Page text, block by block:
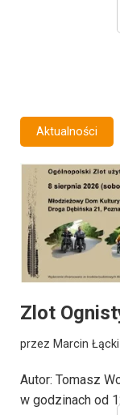
Zlot
przez Marcin Łącki
Aktualności
Autor: Tomasz
w godzinach od